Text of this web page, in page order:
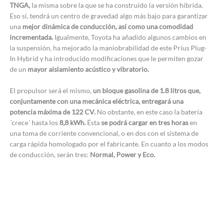
TNGA, la misma sobre la que se ha construido la versión híbrida.
Eso sí, tendrá un centro de gravedad algo más bajo para garantizar
una mejor dinámica de conducción, así como una comodidad
incrementada. Igualmente, Toyota ha añadido algunos cambios en
la suspensión, ha mejorado la maniobrabilidad de este Prius Plug-
In Hybrid y ha introducido modificaciones que le permiten gozar
de un mayor aislamiento acústico y vibratorio.
El propulsor será el mismo, un bloque gasolina de 1.8 litros que,
conjuntamente con una mecánica eléctrica, entregará una
potencia máxima de 122 CV. No obstante, en este caso la batería
´crece´ hasta los8,8 kWh. Éstase podrá cargar en tres horasen
una toma de corriente convencional, o en dos con el sistema de
carga rápida homologado por el fabricante. En cuanto a los modos
de conducción, serán tres: Normal, Power y Eco.